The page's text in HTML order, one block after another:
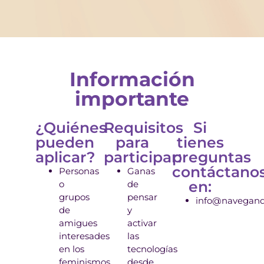
Información
importante
¿Quiénes
pueden
aplicar?
Personas
o
grupos
de
amigues
interesades
en los
Requisitos
para
participar:
Ganas
de
pensar
y
activar
las
tecnologías
Si
tienes
preguntas
en: